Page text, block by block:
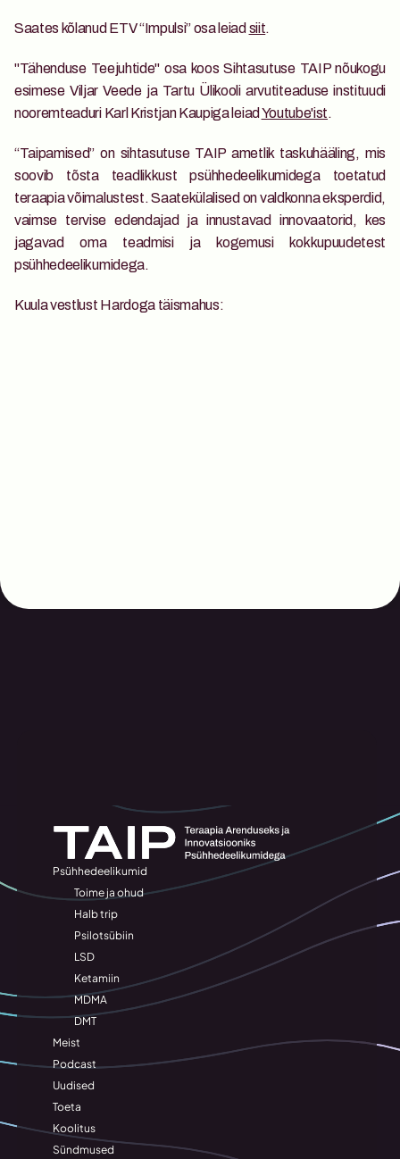
Saates kõlanud ETV “Impulsi” osa leiad siit.
"Tähenduse Teejuhtide" osa koos Sihtasutuse TAIP nõukogu
esimese Viljar Veede ja Tartu Ülikooli arvutiteaduse instituudi
nooremteaduri Karl Kristjan Kaupiga leiad Youtube'ist.
“Taipamised” on sihtasutuse TAIP ametlik taskuhääling, mis
soovib tõsta teadlikkust psühhedeelikumidega toetatud
teraapia võimalustest. Saatekülalised on valdkonna eksperdid,
vaimse tervise edendajad ja innustavad innovaatorid, kes
jagavad oma teadmisi ja kogemusi kokkupuudetest
psühhedeelikumidega.
Kuula vestlust Hardoga täismahus:
Psühhedeelikumid
Toime ja ohud
Halb trip
Psilotsübiin
LSD
Ketamiin
MDMA
DMT
Meist
Podcast
Uudised
Toeta
Koolitus
Sündmused